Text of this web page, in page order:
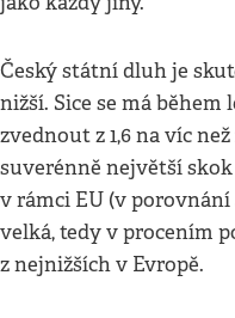
Český státní dluh je
nižší. Sice se má
zvednout z 1,6 na víc
suverénně největší
v rámci EU (v
velká, tedy v procením
z nejnižších v Evropě.